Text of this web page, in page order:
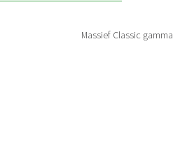
Massief Classic gamma